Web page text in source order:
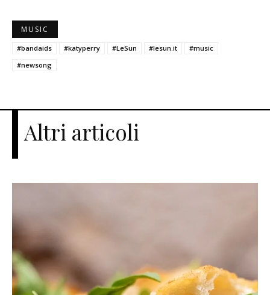
MUSIC
#bandaids #katyperry #LeSun #lesun.it
#music
#newsong
Altri articoli